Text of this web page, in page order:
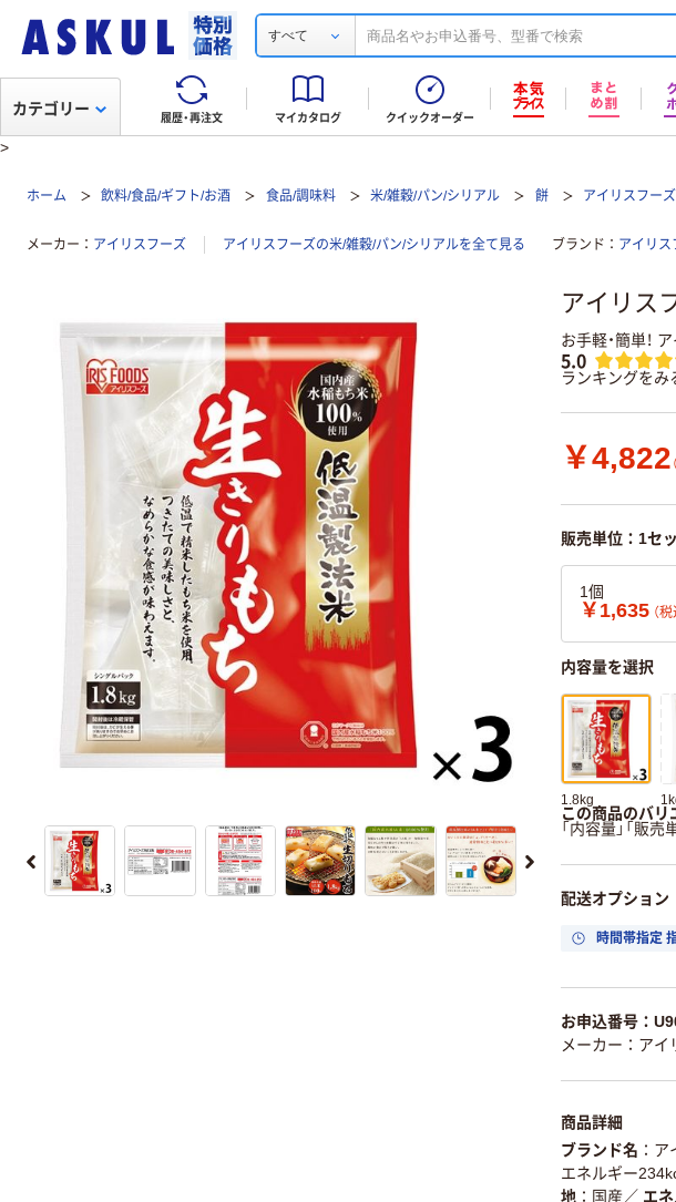
すべて
履歴・再注文 マイカタログ クイックオーダー
カテゴリー
>
ホーム 飲料/食品/ギフト/お酒 食品/調味料 米/雑穀/パン/シリアル 餅 アイリスフー
メーカー アイリスフーズ アイリスフーズの米/雑穀/パン/シリアルを全て見る ブランド アイリス
アイリス
お手軽・簡単！
5.0
ランキングをみ
￥4,822
販売単位：1セッ
1個
￥1,635 （税
内容量を選択
1.8kg
この商品のバリ
「内容量」「販
配送オプション
時間帯指定
お申込番号：
メーカー：アイ
商品詳細
ブランド名 ア
エネルギー
地
国産／ エ